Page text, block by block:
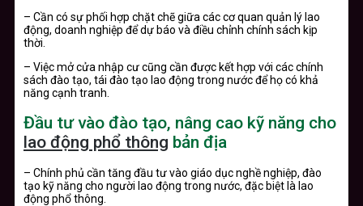
– Cần có sự phối hợp chặt chẽ giữa các cơ quan quản lý lao
động, doanh nghiệp để dự báo và điều chỉnh chính sách kịp
thời.
– Việc mở cửa nhập cư cũng cần được kết hợp với các chính
sách đào tạo, tái đào tạo lao động trong nước để họ có khả
năng cạnh tranh.
Đầu tư vào đào tạo, nâng cao kỹ năng cho
lao động phổ thông bản địa
– Chính phủ cần tăng đầu tư vào giáo dục nghề nghiệp, đào
tạo kỹ năng cho người lao động trong nước, đặc biệt là lao
động phổ thông.